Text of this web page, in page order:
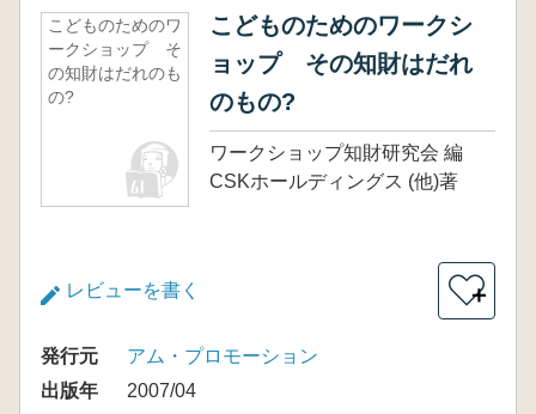
こどものためのワ
ークショップ そ
の知財はだれのも
の?
こどものためのワークシ
ョップ その知財はだれ
のもの?
ワークショップ知財研究会 編
CSKホールディングス (他)著
レビューを書く ＋
発行元
アム・プロモーション
出版年
2007/04